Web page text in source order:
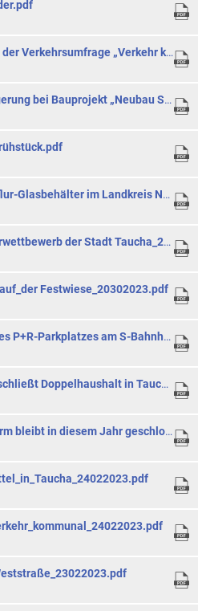
PM_015-2023_Auswertung der Verkehrsumfrage „Verkehr kommunal“_08062023.pdf
PM_014-2023_Kostensteigerung bei Bauprojekt „Neubau Sporthalle Oberschule“_05062023.pdf
PM_012-2023_Erste Unterflur-Glasbehälter im Landkreis Nordsachsen_30052023.pdf
PM_011-2023_18. Literaturwettbewerb der Stadt Taucha_20302023.pdf
Festwiese_20302023.pdf
PM_009-2023_Eröffnung des P+R-Parkplatzes am S-Bahnhof_10032023.pdf
PM_008-2023_Stadtrat beschließt Doppelhaushalt in Taucha_06032023.pdf
PM_007-2023_Aussichtsturm bleibt in diesem Jahr geschlossen_02032023.pdf